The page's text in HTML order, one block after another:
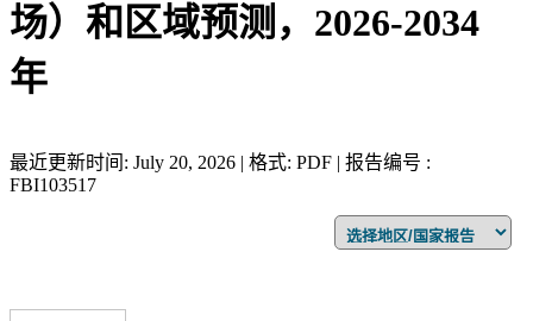
场）和区域预测，2026-2034
年
最近更新时间: July 20, 2026 | 格式: PDF | 报告编号 :
FBI103517